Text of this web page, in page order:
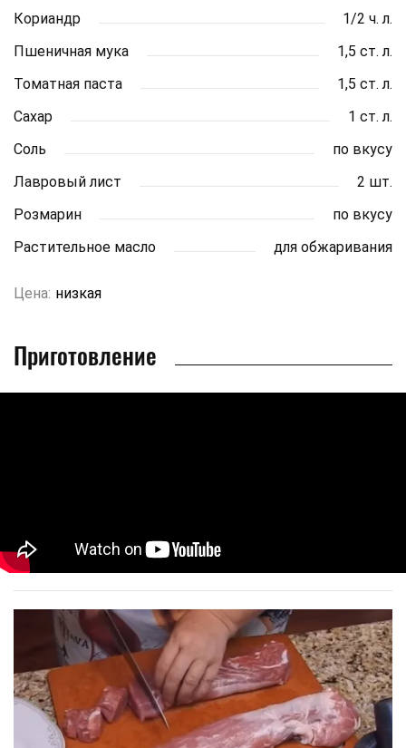
Кориандр
1/2 ч. л.
Пшеничная мука
1,5 ст. л.
Томатная паста
1,5 ст. л.
Сахар
1 ст. л.
Соль
по вкусу
Лавровый лист
2 шт.
Розмарин
по вкусу
Растительное масло
для обжаривания
Цена: низкая
Приготовление